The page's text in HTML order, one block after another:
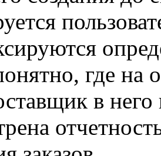
где на
в